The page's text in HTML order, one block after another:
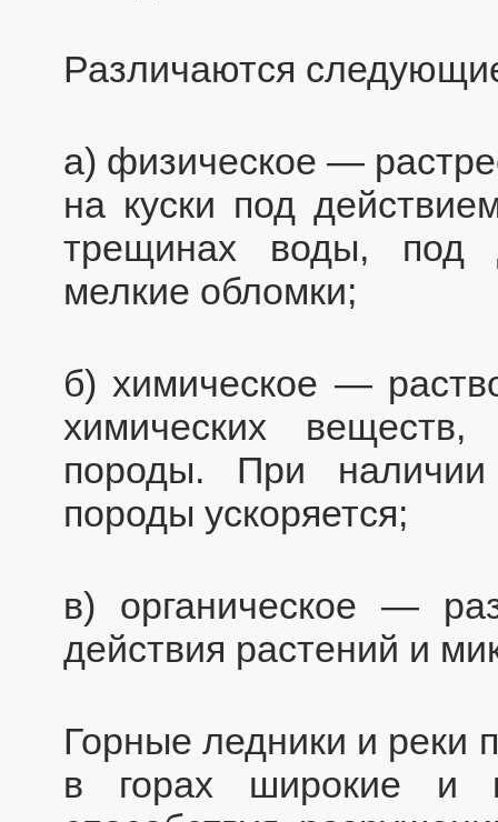
Различаются
а) физическое —
на куски под
трещинах воды, под
мелкие обломки;
б) химическое —
химических
породы. При
породы ускоряется;
в) органическое —
действия растений и
Горные ледники и реки
в горах широкие и